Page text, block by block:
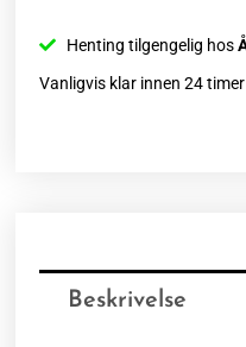
Henting tilgengelig hos
Vanligvis klar innen 24 timer
Beskrivelse